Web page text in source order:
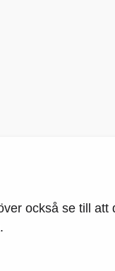
också se till att